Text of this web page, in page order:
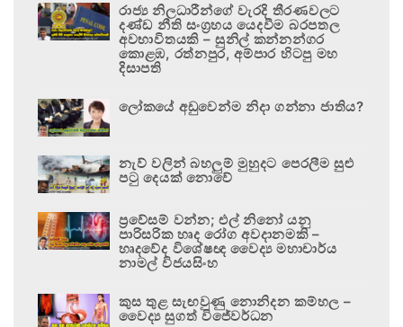
රාජ්‍ය නිලධාරීන්ගේ වැරදි තීරණවලට
දණ්ඩ නීති සංග්‍රහය යෙදවීම බරපතල
අවභාවිතයකි – සුනිල් කන්නන්ගර
කොළඹ, රත්නපුර, අම්පාර හිටපු මහ
දිසාපති
ලෝකයේ අඩුවෙන්ම නිදා ගන්නා ජාතිය?
නැව් වලින් බහලුම් මුහුදට පෙරලීම සුළු
පටු දෙයක් නොවේ
ප්‍රවේසම් වන්න; එල් නිනෝ යනු
පාරිසරික හෘද රෝග අවදානමකි –
හෘදවේද විශේෂඥ වෛද්‍ය මහාචාර්ය
නාමල් විජයසිංහ
කුස තුළ සැඟවුණු නොනිදන කම්හල –
වෛද්‍ය සුගත් විජේවර්ධන